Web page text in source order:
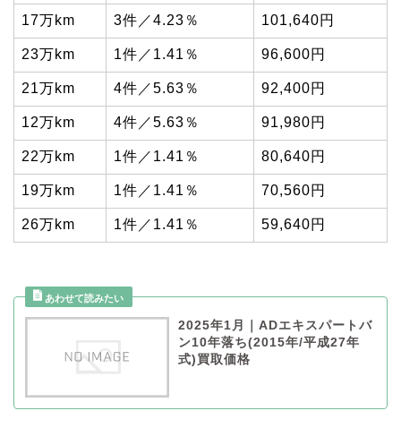
17万km 3件／4.23％ 101,640円
23万km 1件／1.41％ 96,600円
21万km 4件／5.63％ 92,400円
12万km 4件／5.63％ 91,980円
22万km 1件／1.41％ 80,640円
19万km 1件／1.41％ 70,560円
26万km 1件／1.41％ 59,640円
2025年1月｜ADエキスパートバ
ン10年落ち(2015年/平成27年
式)買取価格